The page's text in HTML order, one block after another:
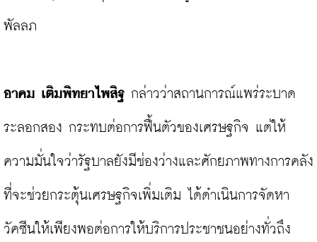
พัลลภ
อาคม เติมพิทยาไพสิฐ กล่าวว่าสถานการณ์แพร่ระบาด
ระลอกสอง กระทบต่อการฟื้นตัวของเศรษฐกิจ แต่ให้
ความมั่นใจว่ารัฐบาลยังมีช่องว่างและศักยภาพทางการคลัง
ที่จะช่วยกระตุ้นเศรษฐกิจเพิ่มเติม ได้ดำเนินการจัดหา
วัคซีนให้เพียงพอต่อการให้บริการประชาชนอย่างทั่วถึง